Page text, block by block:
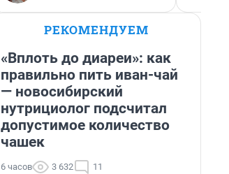
РЕКОМЕНДУЕМ
«Вплоть до диареи»: как
правильно пить иван-чай
— новосибирский
нутрициолог подсчитал
допустимое количество
чашек
6 часов 3 632 11